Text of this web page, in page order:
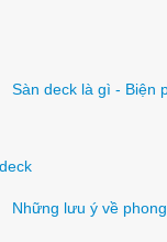
Sàn deck là gì - Biện
Những lưu ý về